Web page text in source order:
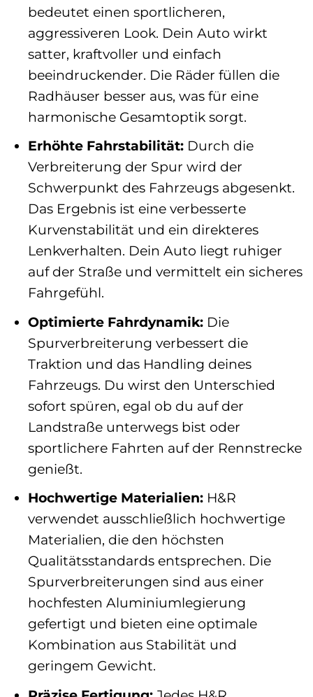
bedeutet einen sportlicheren,
aggressiveren Look. Dein Auto wirkt
satter, kraftvoller und einfach
beeindruckender. Die Räder füllen die
Radhäuser besser aus, was für eine
harmonische Gesamtoptik sorgt.
Erhöhte Fahrstabilität:Durch die
Verbreiterung der Spur wird der
Schwerpunkt des Fahrzeugs abgesenkt.
Das Ergebnis ist eine verbesserte
Kurvenstabilität und ein direkteres
Lenkverhalten. Dein Auto liegt ruhiger
auf der Straße und vermittelt ein sicheres
Fahrgefühl.
Optimierte Fahrdynamik:Die
Spurverbreiterung verbessert die
Traktion und das Handling deines
Fahrzeugs. Du wirst den Unterschied
sofort spüren, egal ob du auf der
Landstraße unterwegs bist oder
sportlichere Fahrten auf der Rennstrecke
genießt.
Hochwertige Materialien:H&R
verwendet ausschließlich hochwertige
Materialien, die den höchsten
Qualitätsstandards entsprechen. Die
Spurverbreiterungen sind aus einer
hochfesten Aluminiumlegierung
gefertigt und bieten eine optimale
Kombination aus Stabilität und
geringem Gewicht.